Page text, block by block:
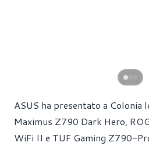
ASUS ha presentato a Colonia
Maximus Z790 Dark Hero,
WiFi II e TUF Gaming Z790-